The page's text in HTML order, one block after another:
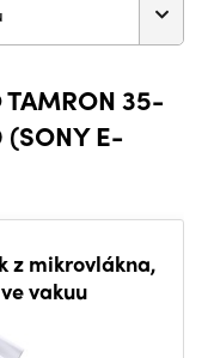
TAMRON 35-
E-
z mikrovlákna,
vakuu